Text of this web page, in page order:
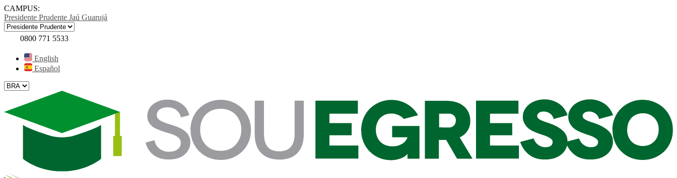
CAMPUS:
Presidente Prudente Jaú Guarujá
0800 771 5533
English
Español